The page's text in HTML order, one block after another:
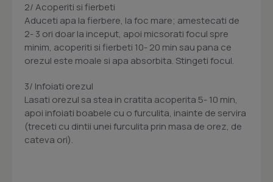
2/ Acoperiti si fierbeti
Aduceti apa la fierbere, la foc mare; amestecati de
2- 3 ori doar la inceput, apoi micsorati focul spre
minim, acoperiti si fierbeti 10- 20 min sau pana ce
orezul este moale si apa absorbita. Stingeti focul.
3/ Infoiati orezul
Lasati orezul sa stea in cratita acoperita 5- 10 min,
apoi infoiati boabele cu o furculita, inainte de servira
(treceti cu dintii unei furculita prin masa de orez, de
cateva ori).